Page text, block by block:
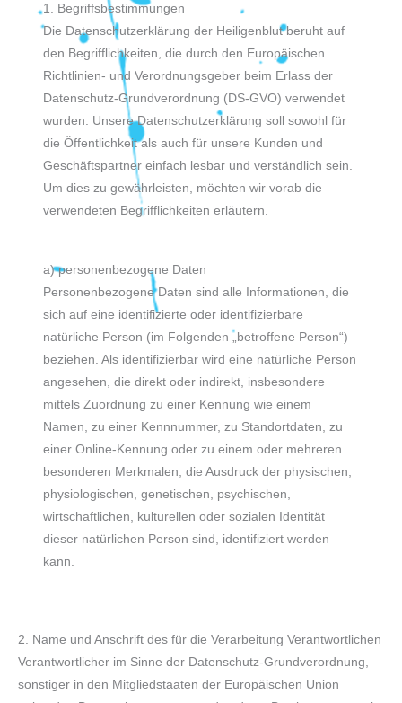
1. Begriffsbestimmungen
Die Datenschutzerklärung der Heiligenblut beruht auf
den Begrifflichkeiten, die durch den Europäischen
Richtlinien- und Verordnungsgeber beim Erlass der
Datenschutz-Grundverordnung (DS-GVO) verwendet
wurden. Unsere Datenschutzerklärung soll sowohl für
die Öffentlichkeit als auch für unsere Kunden und
Geschäftspartner einfach lesbar und verständlich sein.
Um dies zu gewährleisten, möchten wir vorab die
verwendeten Begrifflichkeiten erläutern.
a) personenbezogene Daten
Personenbezogene Daten sind alle Informationen, die
sich auf eine identifizierte oder identifizierbare
natürliche Person (im Folgenden „betroffene Person“)
beziehen. Als identifizierbar wird eine natürliche Person
angesehen, die direkt oder indirekt, insbesondere
mittels Zuordnung zu einer Kennung wie einem
Namen, zu einer Kennnummer, zu Standortdaten, zu
einer Online-Kennung oder zu einem oder mehreren
besonderen Merkmalen, die Ausdruck der physischen,
physiologischen, genetischen, psychischen,
wirtschaftlichen, kulturellen oder sozialen Identität
dieser natürlichen Person sind, identifiziert werden
kann.
2. Name und Anschrift des für die Verarbeitung Verantwortlichen
Verantwortlicher im Sinne der Datenschutz-Grundverordnung,
sonstiger in den Mitgliedstaaten der Europäischen Union